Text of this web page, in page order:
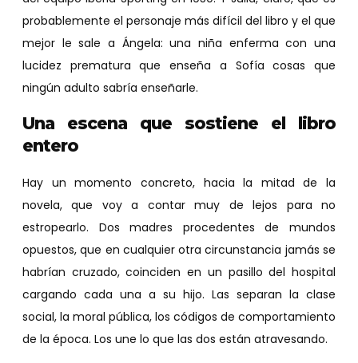
probablemente el personaje más difícil del libro y el que
mejor le sale a Ángela: una niña enferma con una
lucidez prematura que enseña a Sofía cosas que
ningún adulto sabría enseñarle.
Una escena que sostiene el libro
entero
Hay un momento concreto, hacia la mitad de la
novela, que voy a contar muy de lejos para no
estropearlo. Dos madres procedentes de mundos
opuestos, que en cualquier otra circunstancia jamás se
habrían cruzado, coinciden en un pasillo del hospital
cargando cada una a su hijo. Las separan la clase
social, la moral pública, los códigos de comportamiento
de la época. Los une lo que las dos están atravesando.